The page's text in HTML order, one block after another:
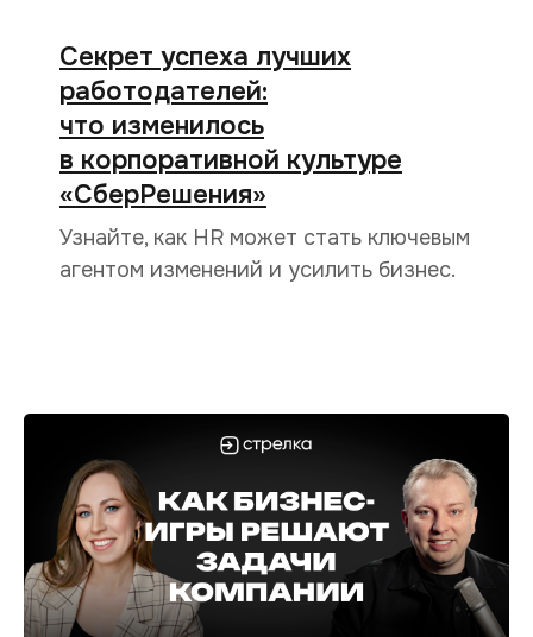
Секрет успеха лучших
работодателей:
что изменилось
в корпоративной культуре
«СберРешения»
Узнайте, как HR может стать ключевым
агентом изменений и усилить бизнес.